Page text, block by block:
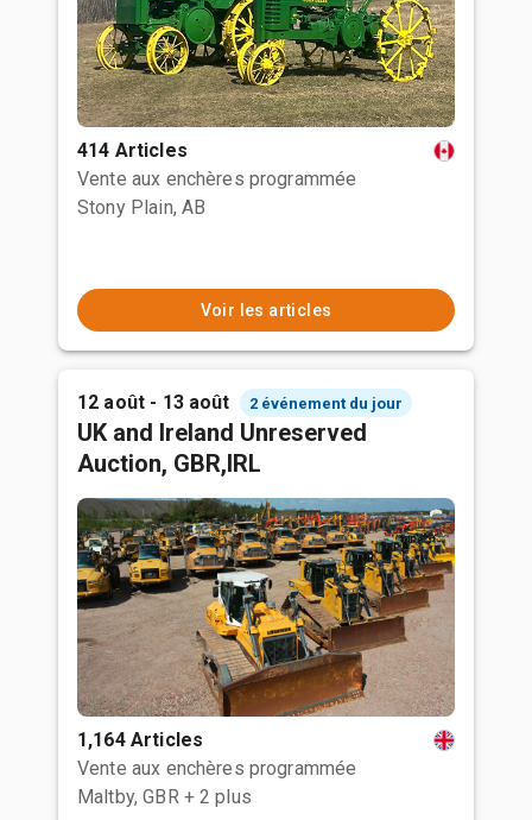
414 Articles
Vente aux enchères programmée
Stony Plain, AB
Voir les articles
12 août - 13 août 2 événement du jour
UK and Ireland Unreserved
Auction, GBR,IRL
1,164 Articles
Vente aux enchères programmée
Maltby, GBR + 2 plus